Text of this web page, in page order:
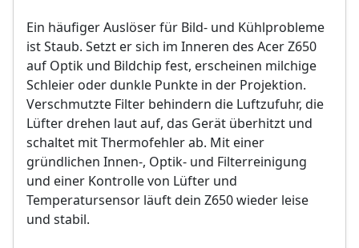
Ein häufiger Auslöser für Bild- und Kühlprobleme
ist Staub. Setzt er sich im Inneren des Acer Z650
auf Optik und Bildchip fest, erscheinen milchige
Schleier oder dunkle Punkte in der Projektion.
Verschmutzte Filter behindern die Luftzufuhr, die
Lüfter drehen laut auf, das Gerät überhitzt und
schaltet mit Thermofehler ab. Mit einer
gründlichen Innen-, Optik- und Filterreinigung
und einer Kontrolle von Lüfter und
Temperatursensor läuft dein Z650 wieder leise
und stabil.